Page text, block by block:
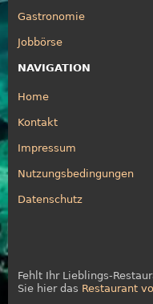
Gastronomie
Jobbörse
NAVIGATION
Home
Kontakt
Impressum
Nutzungsbedingungen
Datenschutz
Fehlt Ihr Lieblings-
Sie hier das Restaurant